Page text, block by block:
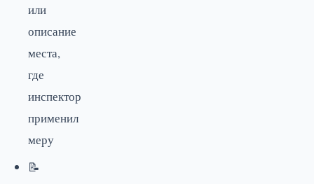
или
описание
места,
где
инспектор
применил
меру
📝